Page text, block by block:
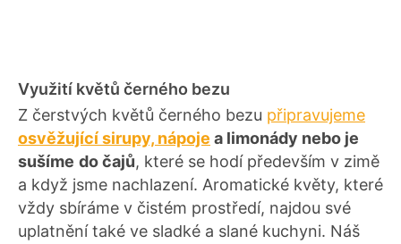
Využití květů černého bezu
Z čerstvých květů černého bezu připravujeme
osvěžující sirupy, nápoje a limonády nebo je
sušíme do čajů, které se hodí především v zimě
a když jsme nachlazení. Aromatické květy, které
vždy sbíráme v čistém prostředí, najdou své
uplatnění také ve sladké a slané kuchyni. Náš